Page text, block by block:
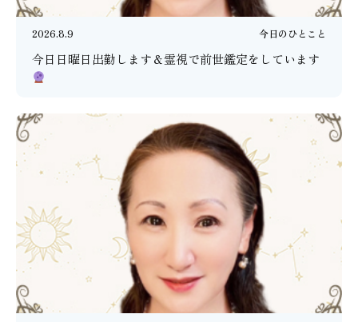
2026.8.9 今日のひとこと
今日日曜日出勤します＆霊視で前世鑑定をしています